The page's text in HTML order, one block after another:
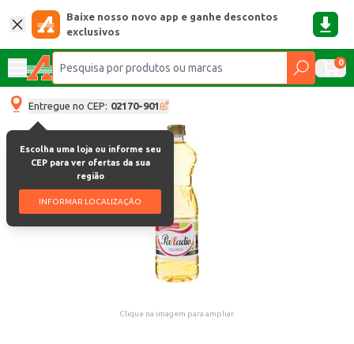
Baixe nosso novo app e ganhe descontos
exclusivos
0
Entregue no CEP: 02170-901
Escolha uma loja ou informe seu
CEP para ver ofertas da sua
região
INFORMAR LOCALIZAÇÃO
Clique na imagem para ampliar.